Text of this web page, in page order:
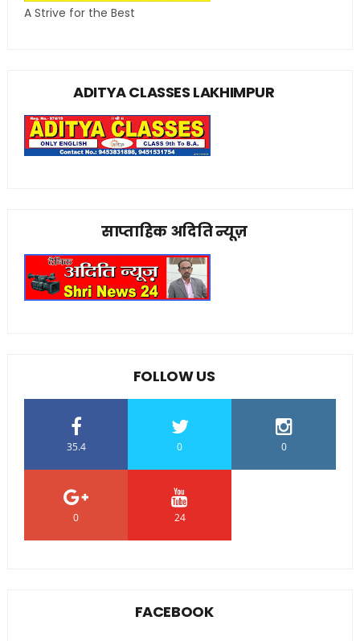
A Strive for the Best
ADITYA CLASSES LAKHIMPUR
साप्ताहिक अदिति न्यूज़
FOLLOW US
35.4 0 0
0 24
FACEBOOK